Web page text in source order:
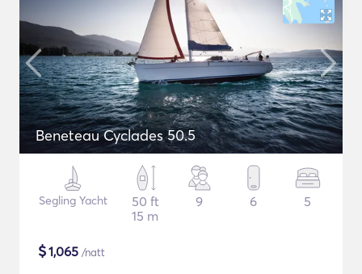
Beneteau Cyclades 50.5
Segling Yacht
50 ft
15 m
9 6 5
$1,065 /natt